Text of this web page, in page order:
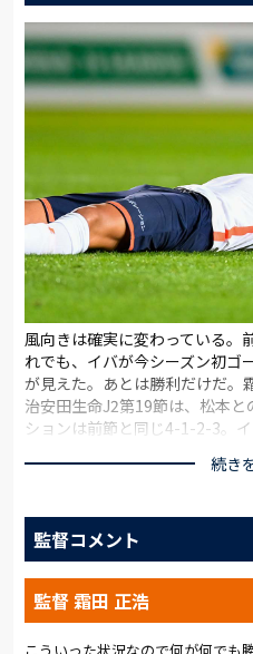
風向きは確実に変わっている。
れでも、イバが今シーズン初ゴ
が見えた。あとは勝利だけだ。
治安田生命J2第19節は、松本
ションは前節と同じ4-1-2-3。
押さえ、奪ったボールを前線の
ドボールが拾えず、最初の10分
化を見せたのは15分、右サイ
ルで中に入っていく。小島との
は基本的に自由にやらせてもら
もできて、いいシーンも作れた
続き
監督コメント
監督 霜田 正浩
こういった状況なので何が何でも